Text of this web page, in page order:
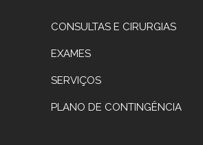
CONSULTAS E CIRURGIAS
EXAMES
SERVIÇOS
PLANO DE CONTINGÊNCIA